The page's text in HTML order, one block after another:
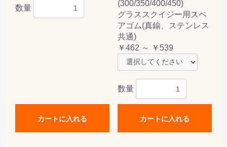
数量
カートに入れる
(300/350/400/450)
グラススクイジー用スペ
アゴム(真鍮、ステンレス
共通)
￥462 ～ ￥539
数量
カートに入れる